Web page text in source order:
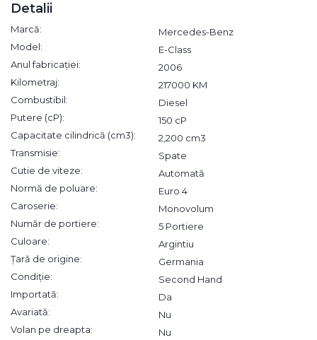
Detalii
Marcă:
Mercedes-Benz
Model:
E-Class
Anul fabricației:
2006
Kilometraj:
217000 KM
Combustibil:
Diesel
Putere (cP):
150 cP
Capacitate cilindrică (cm3):
2,200 cm3
Transmisie:
Spate
Cutie de viteze:
Automată
Normă de poluare:
Euro 4
Caroserie:
Monovolum
Număr de portiere:
5 Portiere
Culoare:
Argintiu
Țară de origine:
Germania
Condiție:
Second Hand
Importată:
Da
Avariată:
Nu
Volan pe dreapta:
Nu